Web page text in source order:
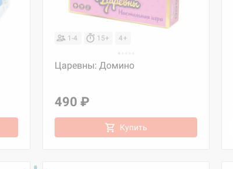
1-4 15+ 4+
Царевны: Домино
490 ₽
Купить